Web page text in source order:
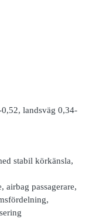
landsväg 0,34-
stabil körkänsla,
airbag passagerare,